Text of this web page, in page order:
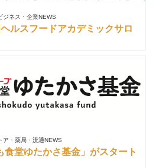
ジネス・企業NEWS
ルスフードアカデミックサロ
ア・薬局・流通NEWS
食堂ゆたかさ基金」がスタート